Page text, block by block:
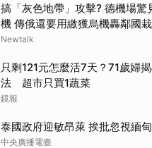
搞「灰色地帶」攻擊? 德機場驚
機 傳俄還要用繳獲烏機轟鄰國
Newtalk
只剩121元怎麼活7天？71歲婦
法 超市只買1蔬菜
鏡報
泰國政府迎敏昂萊 挨批忽視緬
中央廣播電臺